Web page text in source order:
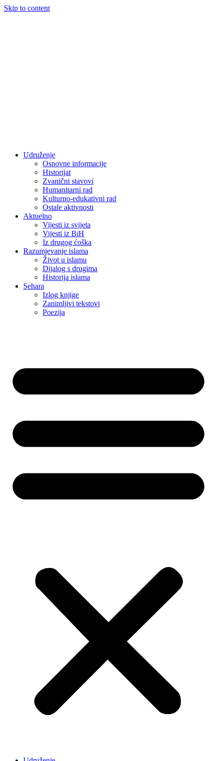
Skip to content
Udruženje
Osnovne informacije
Historijat
Zvanični stavovi
Humanitarni rad
Kulturno-edukativni rad
Ostale aktivnosti
Aktuelno
Vijesti iz svijeta
Vijesti iz BiH
Iz drugog ćoška
Razumjevanje islama
Život u islamu
Dijalog s drugima
Historija islama
Sehara
Izlog knjige
Zanimljivi tekstovi
Poezija